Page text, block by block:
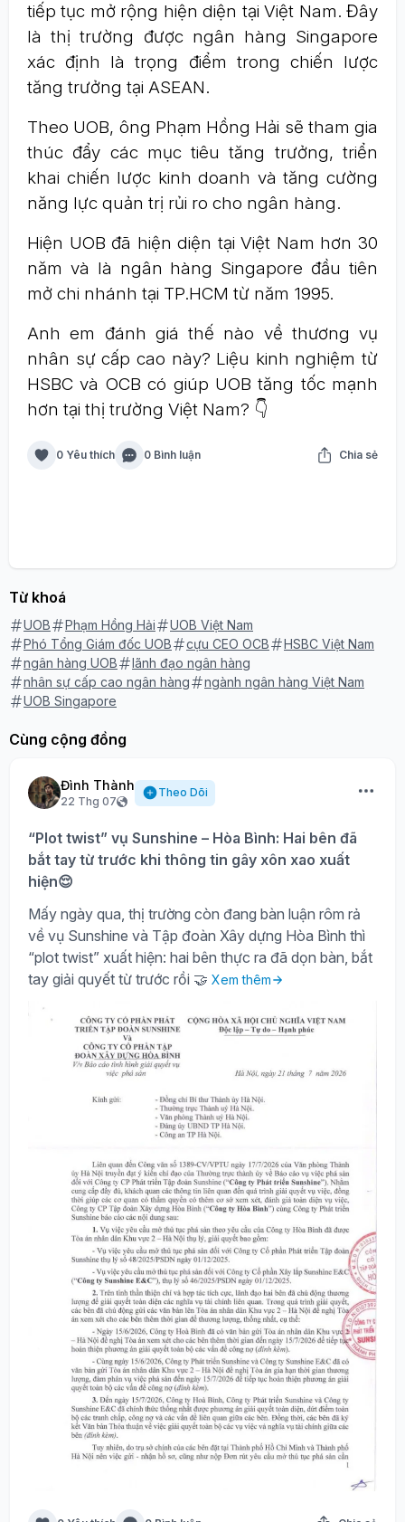
tiếp tục mở rộng hiện diện tại Việt Nam. Đây
là thị trường được ngân hàng Singapore
xác định là trọng điểm trong chiến lược
tăng trưởng tại ASEAN.
Theo UOB, ông Phạm Hồng Hải sẽ tham gia
thúc đẩy các mục tiêu tăng trưởng, triển
khai chiến lược kinh doanh và tăng cường
năng lực quản trị rủi ro cho ngân hàng.
Hiện UOB đã hiện diện tại Việt Nam hơn 30
năm và là ngân hàng Singapore đầu tiên
mở chi nhánh tại TP.HCM từ năm 1995.
Anh em đánh giá thế nào về thương vụ
nhân sự cấp cao này? Liệu kinh nghiệm từ
HSBC và OCB có giúp UOB tăng tốc mạnh
hơn tại thị trường Việt Nam? 👇
0 Yêu thích 0 Bình luận Chia sẻ
Từ khoá
UOB Phạm Hồng Hải
UOB Việt Nam
Phó Tổng Giám đốc UOB
cựu CEO OCB
HSBC Việt Nam
ngân hàng UOB
lãnh đạo ngân hàng
nhân sự cấp cao ngân hàng
ngành ngân hàng Việt Nam
UOB Singapore
Cùng cộng đồng
Đình Thành
22 Thg 07
Theo Dõi
“Plot twist” vụ Sunshine – Hòa Bình: Hai bên đã
bắt tay từ trước khi thông tin gây xôn xao xuất
hiện😌
Mấy ngày qua, thị trường còn đang bàn luận rôm rả
về vụ Sunshine và Tập đoàn Xây dựng Hòa Bình thì
“plot twist” xuất hiện: hai bên thực ra đã dọn bàn, bắt
tay giải quyết từ trước rồi 🤝 Xem thêm